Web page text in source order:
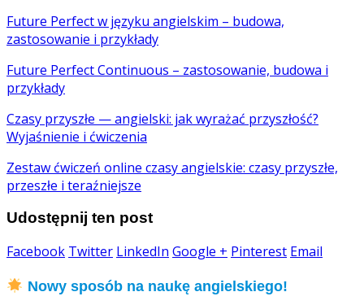
Future Perfect w języku angielskim – budowa,
zastosowanie i przykłady
Future Perfect Continuous – zastosowanie, budowa i
przykłady
Czasy przyszłe — angielski: jak wyrażać przyszłość?
Wyjaśnienie i ćwiczenia
Zestaw ćwiczeń online czasy angielskie: czasy przyszłe,
przeszłe i teraźniejsze
Udostępnij ten post
Facebook Twitter LinkedIn Google + Pinterest Email
Nowy sposób na naukę angielskiego!